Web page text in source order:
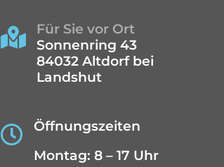

Für Sie vor Ort
Sonnenring 43
84032 Altdorf bei
Landshut

Öffnungszeiten
Montag: 8 – 17 Uhr